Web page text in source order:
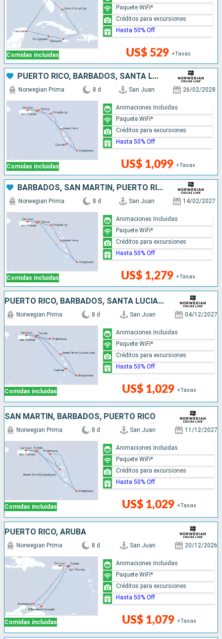
Comidas incluidas US$ 529 +Tasas
Paquete WiFi*
Créditos para excursiones
Hasta 50% Off
PUERTO RICO, BARBADOS, SANTA LUCIA, SAN MARTÍN
Comidas incluidas
Norwegian Prima 8 d San Juan 26/02/2028
US$ 1,099 +Tasas
Animaciones Incluidas
Paquete WiFi*
Créditos para excursiones
Hasta 50% Off
BARBADOS, SAN MARTÍN, PUERTO RICO
Comidas incluidas
Norwegian Prima 8 d San Juan 14/02/2027
US$ 1,279 +Tasas
Animaciones Incluidas
Paquete WiFi*
Créditos para excursiones
Hasta 50% Off
PUERTO RICO, BARBADOS, SANTA LUCIA, SAN MARTÍN
Comidas incluidas
Norwegian Prima 8 d San Juan 04/12/2027
US$ 1,029 +Tasas
Animaciones Incluidas
Paquete WiFi*
Créditos para excursiones
Hasta 50% Off
SAN MARTÍN, BARBADOS, PUERTO RICO
Comidas incluidas
Norwegian Prima 8 d San Juan 11/12/2027
US$ 1,029 +Tasas
Animaciones Incluidas
Paquete WiFi*
Créditos para excursiones
Hasta 50% Off
PUERTO RICO, ARUBA
Comidas incluidas
Norwegian Prima 8 d San Juan 20/12/2026
US$ 1,079 +Tasas
Animaciones Incluidas
Paquete WiFi*
Créditos para excursiones
Hasta 50% Off